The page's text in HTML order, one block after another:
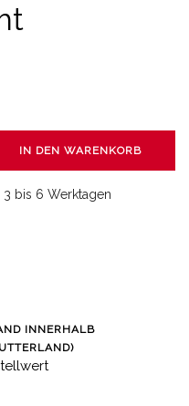
IN DEN WARENKORB
3 bis 6 Werktagen
INNERHALB